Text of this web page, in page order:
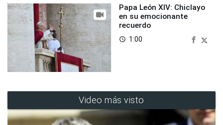
Papa León XIV: Chiclayo
en su emocionante
recuerdo
access_time 1:00
Video más visto